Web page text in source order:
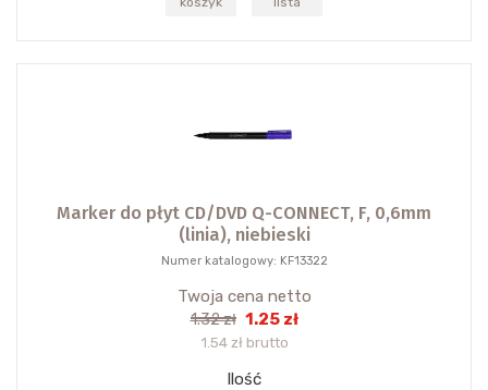
Marker do płyt CD/DVD Q-CONNECT, F, 0,6mm
(linia), niebieski
Numer katalogowy: KF13322
Twoja cena netto
1.32 zł 1.25 zł
1.54 zł brutto
Ilość